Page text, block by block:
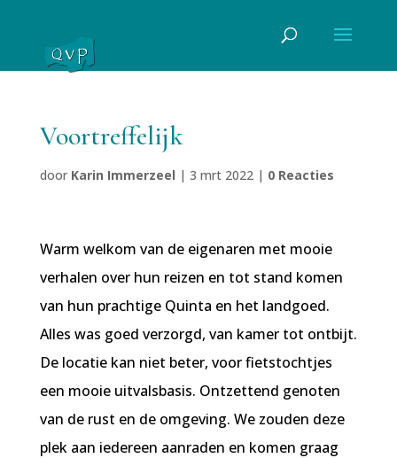
Voortreffelijk
door Karin Immerzeel | 3 mrt 2022| 0 Reacties
Warm welkom van de eigenaren met mooie
verhalen over hun reizen en tot stand komen
van hun prachtige Quinta en het landgoed.
Alles was goed verzorgd, van kamer tot ontbijt.
De locatie kan niet beter, voor fietstochtjes
een mooie uitvalsbasis. Ontzettend genoten
van de rust en de omgeving. We zouden deze
plek aan iedereen aanraden en komen graag